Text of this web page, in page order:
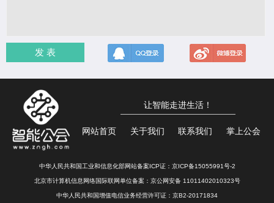
发 表
让智能走进生活！
网站首页 关于我们 联系我们 掌上公会
中华人民共和国工业和信息化部网站备案ICP证： 京ICP备15055991号-2
北京市计算机信息网络国际联网单位备案： 京公网安备 11011402010323号
中华人民共和国增值电信业务经营许可证：京B2-20171834